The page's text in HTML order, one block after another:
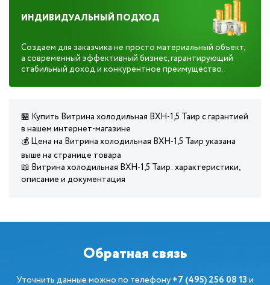
ИНДИВИДУАЛЬНЫЙ ПОДХОД
Создаем для заказчика не просто материальный объект,
а современный эффективный бизнес, гарантирующий
стабильный доход и конкурентное преимущество.
🏪 Купить Витрина холодильная ВХН-1,5 Таир с гарантией
в нашем интернет-магазине
💰 Цена на Витрина холодильная ВХН-1,5 Таир указана
выше на странице товара
📖 Витрина холодильная ВХН-1,5 Таир: характеристики,
описание и документация
Обратная связь
Уточнить данные можно по телефону+7 (495) 256 08 13и